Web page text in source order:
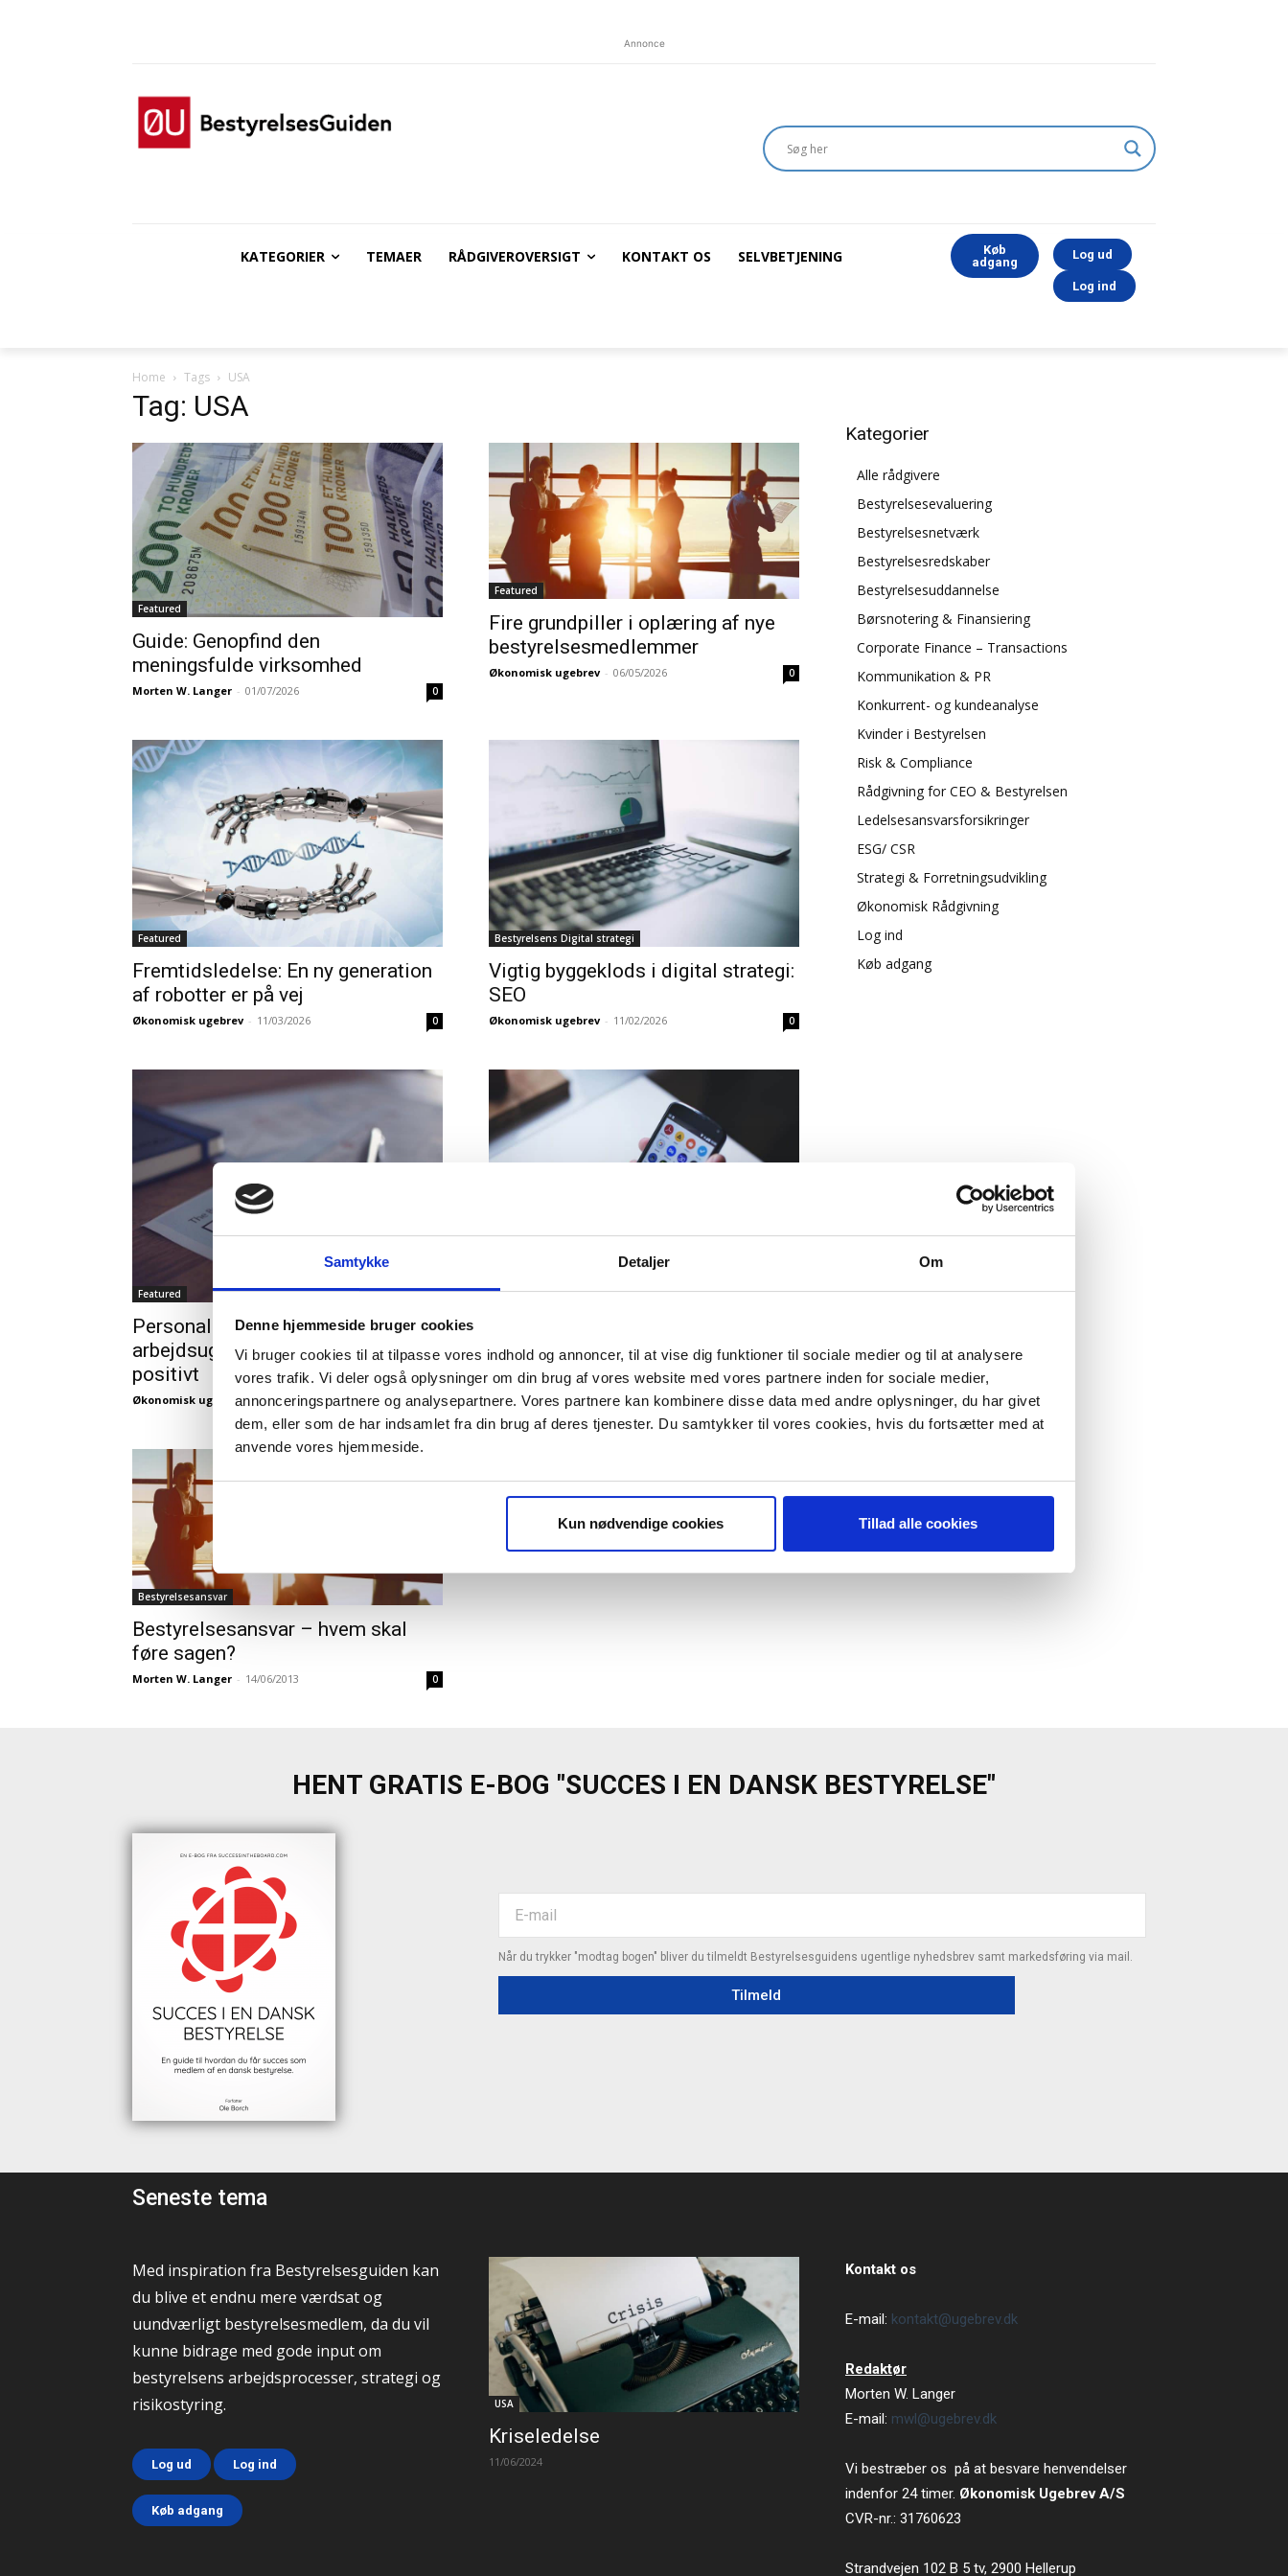
Samtykke Detaljer Om
Denne hjemmeside bruger cookies
Vi bruger cookies til at tilpasse vores indhold og annoncer, til at vise dig funktioner til sociale medier og til at analysere
vores trafik. Vi deler også oplysninger om din brug af vores website med vores partnere inden for sociale medier,
annonceringspartnere og analysepartnere. Vores partnere kan kombinere disse data med andre oplysninger, du har givet
dem, eller som de har indsamlet fra din brug af deres tjenester. Du samtykker til vores cookies, hvis du fortsætter med at
anvende vores hjemmeside.
Kun nødvendige cookies Tillad alle cookies
Annonce
KATEGORIER TEMAER RÅDGIVEROVERSIGT KONTAKT OS SELVBETJENING
Køb
adgang
Log ud
Log ind
Home Tags USA
Tag: USA
Featured
Guide: Genopfind den
meningsfulde virksomhed
Morten W. Langer - 01/07/2026 0
Featured
Fire grundpiller i oplæring af nye
bestyrelsesmedlemmer
Økonomisk ugebrev - 06/05/2026 0
Featured
Fremtidsledelse: En ny generation
af robotter er på vej
Økonomisk ugebrev - 11/03/2026 0
Bestyrelsens Digital strategi
Vigtig byggeklods i digital strategi:
SEO
Økonomisk ugebrev - 11/02/2026 0
Featured
Personalegoder: 4 dages
arbejdsuge ikke nødvendigvis
positivt
Økonomisk ugebrev - 21/01/2026 0
Praktisk Bestyrelsesarbejde
Morten W. Langer - 25/01/2019 0
Bestyrelsesansvar
Bestyrelsesansvar – hvem skal
føre sagen?
Morten W. Langer - 14/06/2013 0
Kategorier
Alle rådgivere
Bestyrelsesevaluering
Bestyrelsesnetværk
Bestyrelsesredskaber
Bestyrelsesuddannelse
Børsnotering & Finansiering
Corporate Finance – Transactions
Kommunikation & PR
Konkurrent- og kundeanalyse
Kvinder i Bestyrelsen
Risk & Compliance
Rådgivning for CEO & Bestyrelsen
Ledelsesansvarsforsikringer
ESG/ CSR
Strategi & Forretningsudvikling
Økonomisk Rådgivning
Log ind
Køb adgang
HENT GRATIS E-BOG "SUCCES I EN DANSK BESTYRELSE"
Når du trykker "modtag bogen" bliver du tilmeldt Bestyrelsesguidens ugentlige nyhedsbrev samt markedsføring via mail.
Tilmeld
Seneste tema
Med inspiration fra Bestyrelsesguiden kan
du blive et endnu mere værdsat og
uundværligt bestyrelsesmedlem, da du vil
kunne bidrage med gode input om
bestyrelsens arbejdsprocesser, strategi og
risikostyring.
Log ud Log ind
Køb adgang
USA
Kriseledelse
11/06/2024
Kontakt os
E-mail: kontakt@ugebrev.dk
Redaktør
Morten W. Langer
E-mail: mwl@ugebrev.dk
Vi bestræber os på at besvare henvendelser
indenfor 24 timer. Økonomisk Ugebrev A/S
CVR-nr.: 31760623
Strandvejen 102 B 5 tv, 2900 Hellerup